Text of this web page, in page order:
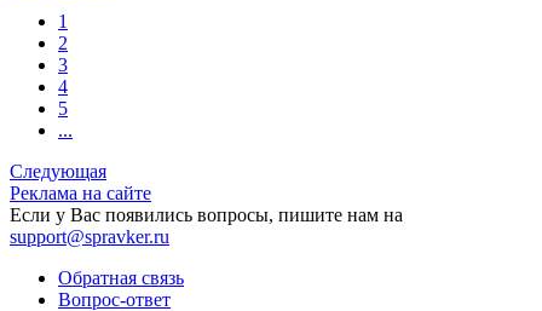
1
2
3
4
5
...
Следующая
Реклама на сайте
Если у Вас появились вопросы, пишите нам на
support@spravker.ru
Обратная связь
Вопрос-ответ